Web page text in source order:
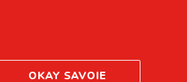
OKAY SAVOIE